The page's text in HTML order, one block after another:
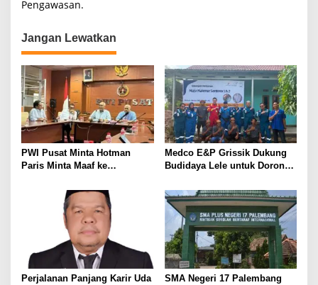
a
s
i
p
o
s
Pengawasan.
Jangan Lewatkan
PWI Pusat Minta Hotman
Paris Minta Maaf ke
Pers Harus Dihormati
Medco E&P Grissik Dukung
Budidaya Lele untuk Dorong
Masyarakat
Perjalanan Panjang Karir Uda
SMA Negeri 17 Palembang